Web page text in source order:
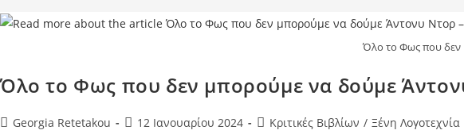
Όλο το Φως που δεν
Όλο το Φως που δεν μπορούμε να δούμε
PostGeorgia Retetakou
Post12 Ιανουαρίου 2024
PostΚριτικές Βιβλίων / Ξένη Λογοτεχνία